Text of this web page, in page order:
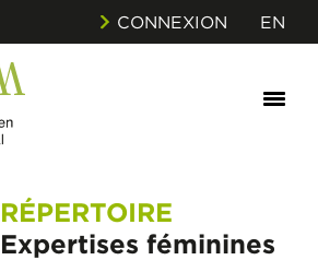
CONNEXION EN
RÉPERTOIRE
Expertises féminines